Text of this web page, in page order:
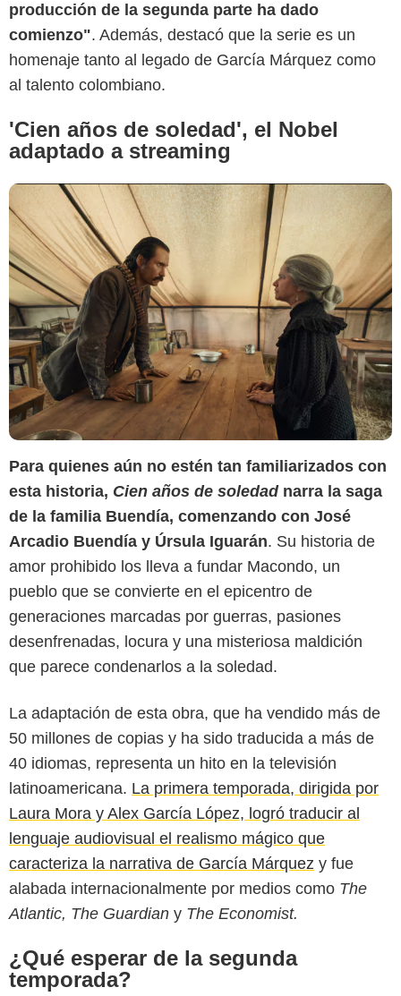
producción de la segunda parte ha dado
comienzo". Además, destacó que la serie es un
homenaje tanto al legado de García Márquez como
al talento colombiano.
'Cien años de soledad', el Nobel
adaptado a streaming
Para quienes aún no estén tan familiarizados con
esta historia, Cien años de soledad narra la saga
de la familia Buendía, comenzando con José
Arcadio Buendía y Úrsula Iguarán. Su historia de
amor prohibido los lleva a fundar Macondo, un
pueblo que se convierte en el epicentro de
generaciones marcadas por guerras, pasiones
desenfrenadas, locura y una misteriosa maldición
que parece condenarlos a la soledad.
La adaptación de esta obra, que ha vendido más de
50 millones de copias y ha sido traducida a más de
40 idiomas, representa un hito en la televisión
latinoamericana. La primera temporada, dirigida por
Laura Mora y Alex García López, logró traducir al
lenguaje audiovisual el realismo mágico que
caracteriza la narrativa de García Márquez y fue
alabada internacionalmente por medios como The
Atlantic, The Guardian y The Economist.
¿Qué esperar de la segunda
temporada?
Netflix